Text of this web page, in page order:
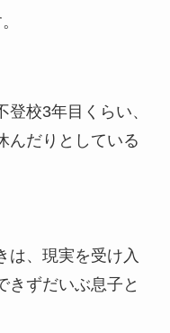
校3年目くらい、
んだりとしている
は、現実を受け入
きずだいぶ息子と